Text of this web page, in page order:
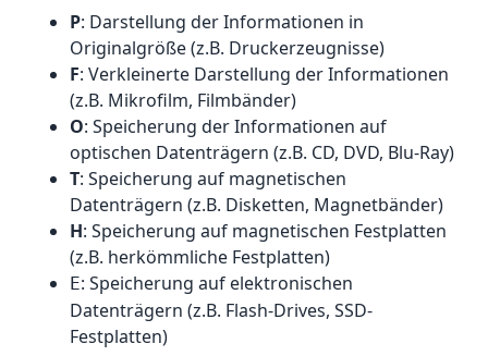
P: Darstellung der Informationen in
Originalgröße (z.B. Druckerzeugnisse)
F: Verkleinerte Darstellung der Informationen
(z.B. Mikrofilm, Filmbänder)
O: Speicherung der Informationen auf
optischen Datenträgern (z.B. CD, DVD, Blu-Ray)
T: Speicherung auf magnetischen
Datenträgern (z.B. Disketten, Magnetbänder)
H: Speicherung auf magnetischen Festplatten
(z.B. herkömmliche Festplatten)
E: Speicherung auf elektronischen
Datenträgern (z.B. Flash-Drives, SSD-
Festplatten)